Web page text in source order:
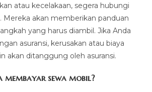
atau kecelakaan, segera hubungi
Mereka akan memberikan panduan
yang harus diambil. Jika Anda
asuransi, kerusakan atau biaya
akan ditanggung oleh asuransi.
sewa mobil?